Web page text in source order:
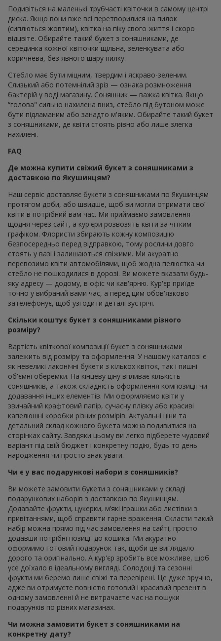
Подивіться на маленькі трубчасті квіточки в самому центрі
диска. Якщо вони вже всі перетворилися на пилок
(сиплються жовтим), квітка на піку свого життя і скоро
відцвіте. Обирайте такий букет з соняшниками, де
серединка кожної квіточки щільна, зеленкувата або
коричнева, без явного шару пилку.
Стебло має бути міцним, твердим і яскраво-зеленим.
Слизький або потемнілий зріз — ознака розмноження
бактерій у воді магазину. Соняшник — важка квітка. Якщо
“голова" сильно нахилена вниз, стебло під бутоном може
бути підламаним або занадто м'яким. Обирайте такий букет
з соняшниками, де квіти стоять рівно або лише злегка
нахилені.
FAQ
Де можна купити свіжий букет з соняшниками з
доставкою по Якушинцям?
Наш сервіс доставляє букети з соняшниками по Якушинцям
протягом доби, або швидше, щоб ви могли отримати свої
квіти в потрібний вам час. Ми приймаємо замовлення
щодня через сайт, а кур'єри розвозять квіти за чітким
графіком. Флористи збирають кожну композицію
безпосередньо перед відправкою, тому рослини довго
стоять у вазі і залишаються свіжими. Ми акуратно
перевозимо квіти автомобілями, щоб жодна пелюстка чи
стебло не пошкодилися в дорозі. Ви можете вказати будь-
яку адресу — додому, в офіс чи кав'ярню. Кур'єр приїде
точно у вибраний вами час, а перед цим обов'язково
зателефонує, щоб узгодити деталі зустрічі.
Скільки коштує букет з соняшниками різного
розміру?
Вартість квіткової композиції букет з соняшниками
залежить від розміру та оформлення. У нашому каталозі є
як невеликі лаконічні букети з кількох квіток, так і пишні
об'ємні оберемки. На кінцеву ціну впливає кількість
соняшників, а також складність оформлення композиції чи
додавання інших елементів. Ми оформляємо квіти у
звичайний крафтовий папір, сучасну плівку або красиві
капелюшні коробки різних розмірів. Актуальні ціни та
детальний склад кожного букета можна подивитися на
сторінках сайту. Завдяки цьому ви легко підберете чудовий
варіант під свій бюджет і конкретну подію, будь то день
народження чи просто знак уваги.
Чи є у вас подарункові набори з соняшників?
Ви можете замовити букети з соняшниками у складі
подарункових наборів з доставкою по Якушинцям.
Додавайте фрукти, цукерки, м’які іграшки або листівки з
привітаннями, щоб справити гарне враження. Скласти такий
набір можна прямо під час замовлення на сайті, просто
додавши потрібні позиції до кошика. Ми акуратно
оформимо готовий подарунок так, щоби це виглядало
дорого та оригінально. А кур'єр зробить все можливе, щоб
усе доїхало в ідеальному вигляді. Солодощі та сезонні
фрукти ми беремо лише свіжі та перевірені. Це дуже зручно,
адже ви отримуєте повністю готовий і красивий презент в
одному замовленні й не витрачаєте час на пошуки
подарунків по різних магазинах.
Чи можна замовити букет з соняшниками на
конкретну дату?